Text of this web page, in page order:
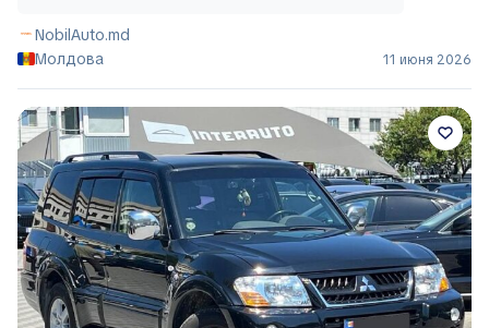
NobilAuto.md
Молдова
11 июня 2026